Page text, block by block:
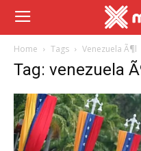
Home Tags Venezuela Ã¶l
Tag: venezuela